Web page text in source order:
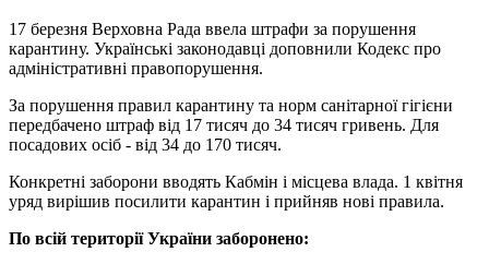
17 березня Верховна Рада ввела штрафи за порушення
карантину. Українські законодавці доповнили Кодекс про
адміністративні правопорушення.
За порушення правил карантину та норм санітарної гігієни
передбачено штраф від 17 тисяч до 34 тисяч гривень. Для
посадових осіб - від 34 до 170 тисяч.
Конкретні заборони вводять Кабмін і місцева влада. 1 квітня
уряд вирішив посилити карантин і прийняв нові правила.
По всій території України заборонено: